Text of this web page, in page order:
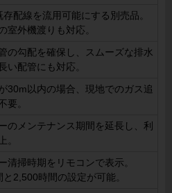
存配線を流用可能にする別売品。
室外機渡りも対応。
の勾配を確保し、スムーズな排水
い配管にも対応。
30m以内の場合、現地でのガス追
要。
のメンテナンス期間を延長し、利
。
清掃時期をリモコンで表示。
2,500時間の設定が可能。